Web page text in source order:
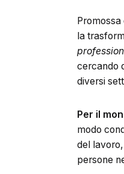
Promossa
la
cercando
diversi
Per il
modo
del
persone